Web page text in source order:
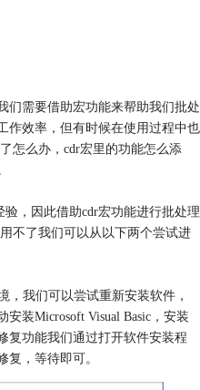
需要借助宏功能来帮助我们批处
作效率，但有时候在使用过程中也
怎么办，cdr宏里的功能怎么添
，因此借助cdr宏功能进行批处理
不了我们可以从以下两个尝试进
我们可以尝试重新安装软件，
装Microsoft Visual Basic，安装
复功能我们通过打开软件安装程
复，等待即可。